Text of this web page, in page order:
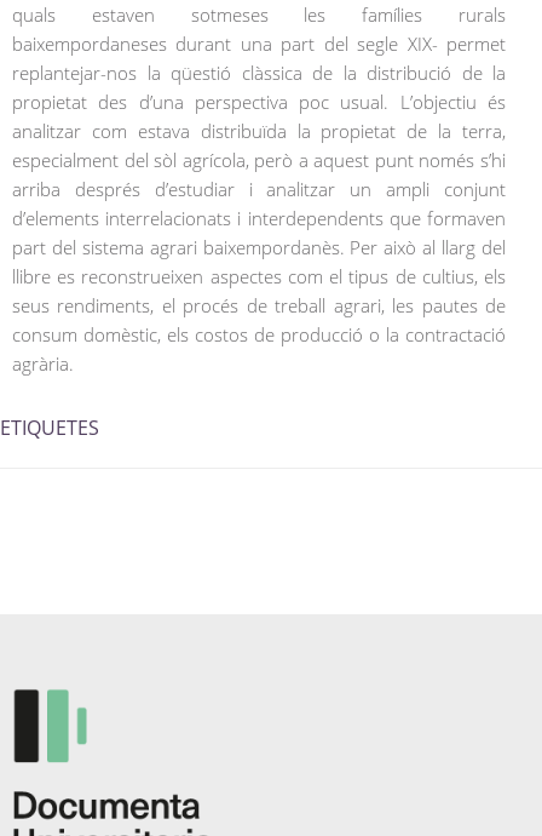
quals estaven sotmeses les famílies rurals
baixempordaneses durant una part del segle XIX- permet
replantejar-nos la qüestió clàssica de la distribució de la
propietat des d’una perspectiva poc usual. L’objectiu és
analitzar com estava distribuïda la propietat de la terra,
especialment del sòl agrícola, però a aquest punt només s’hi
arriba després d’estudiar i analitzar un ampli conjunt
d’elements interrelacionats i interdependents que formaven
part del sistema agrari baixempordanès. Per això al llarg del
llibre es reconstrueixen aspectes com el tipus de cultius, els
seus rendiments, el procés de treball agrari, les pautes de
consum domèstic, els costos de producció o la contractació
agrària.
ETIQUETES